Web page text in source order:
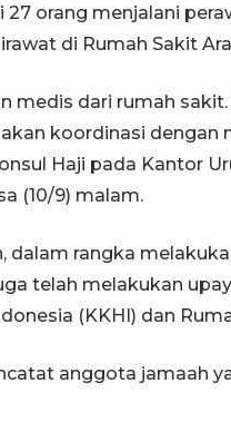
27 orang menjalani
di Rumah Sakit
medis dari rumah
koordinasi dengan
Haji pada Kantor
(10/9) malam.
dalam rangka
telah melakukan
(KKHI) dan
anggota jamaah